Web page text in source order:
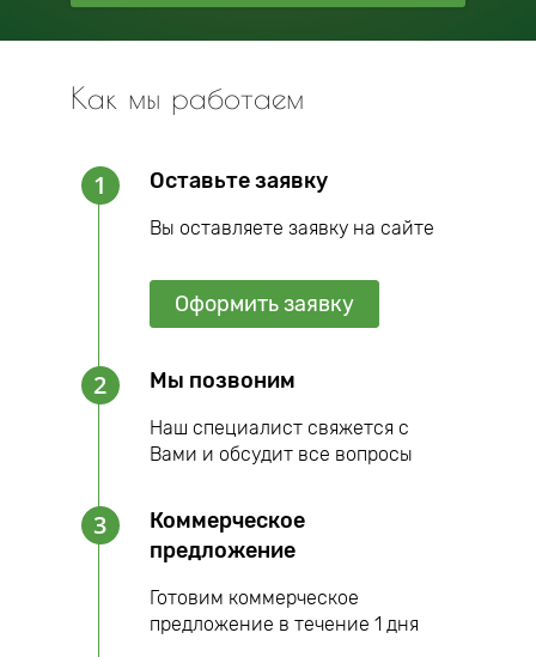
Как мы работаем
1 Оставьте заявку
Вы оставляете заявку на сайте
Оформить заявку
2 Мы позвоним
Наш специалист свяжется с
Вами и обсудит все вопросы
3
Коммерческое
предложение
Готовим коммерческое
предложение в течение 1 дня